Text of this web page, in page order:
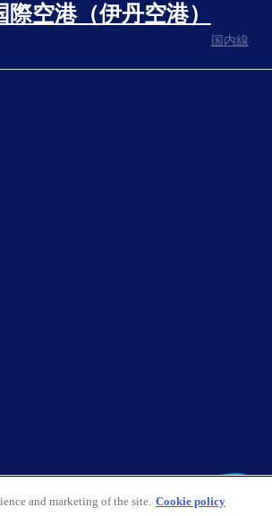
際空港（伊丹空港）
国内線
and marketing of the site. Cookie policy